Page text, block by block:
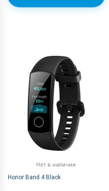
Нет в наличии
Honor Band 4 Black